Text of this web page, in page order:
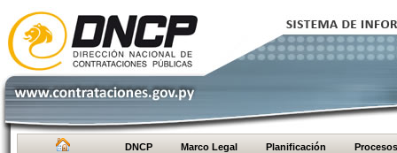
DNCP Marco Legal Planificación Procesos